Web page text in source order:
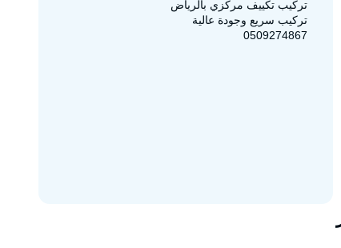
تركيب تكييف مركزي بالرياض
تركيب سريع وجودة عالية
0509274867